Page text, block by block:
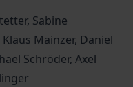
Sabine
Mainzer, Daniel
Schröder, Axel